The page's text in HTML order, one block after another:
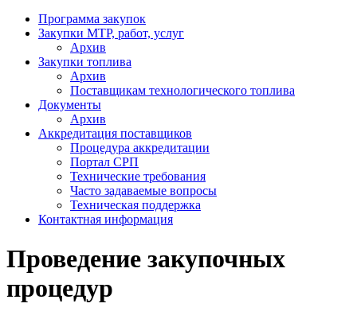
Программа закупок
Закупки МТР, работ, услуг
Архив
Закупки топлива
Архив
Поставщикам технологического топлива
Документы
Архив
Аккредитация поставщиков
Процедура аккредитации
Портал СРП
Технические требования
Часто задаваемые вопросы
Техническая поддержка
Контактная информация
Проведение закупочных
процедур